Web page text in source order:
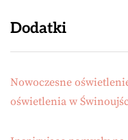
Dodatki
Nowoczesne
oświetlenia w